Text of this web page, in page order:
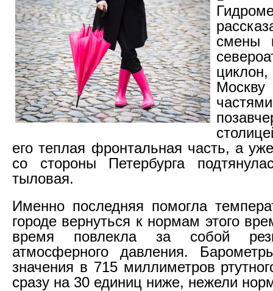
смены
его теплая фронтальная часть, а
со стороны Петербурга
тыловая.
Именно последняя помогла
городе вернуться к нормам этого
время повлекла за собой
атмосферного давления.
значения в 715 миллиметров
сразу на 30 единиц ниже, нежели